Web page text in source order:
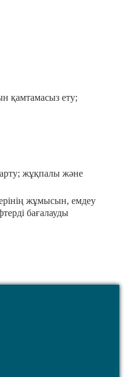
қамтамасыз ету;
жұқпалы және
жұмысын, емдеу
бағалауды